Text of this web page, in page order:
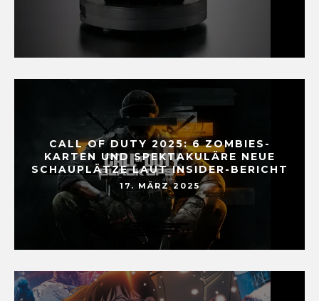
CALL OF DUTY 2025: 6 ZOMBIES-
KARTEN UND SPEKTAKULÄRE NEUE
SCHAUPLÄTZE LAUT INSIDER-BERICHT
17. MÄRZ 2025